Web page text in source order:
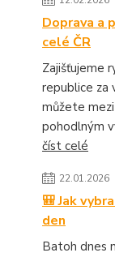
Doprava a
celé ČR
Zajišťujeme
republice za
můžete
pohodlným
číst celé
22.01.2026
🎒 Jak
den
Batoh dnes